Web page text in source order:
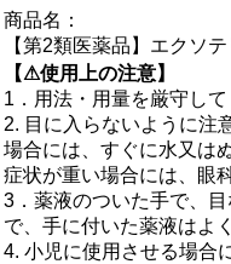
商品名：
【第2類医薬品】エクソテ
【⚠使用上の注意】
1．用法・用量を厳守し
2. 目に入らないように注
場合には、すぐに水又は
症状が重い場合には、眼
3．薬液のついた手で、
で、手に付いた薬液はよ
4. 小児に使用させる場合